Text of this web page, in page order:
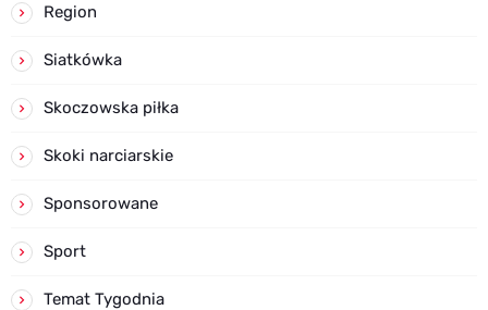
Region
Siatkówka
Skoczowska piłka
Skoki narciarskie
Sponsorowane
Sport
Temat Tygodnia